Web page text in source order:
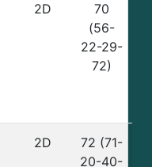
2D
70
(56-
22-29-
72)
2D
72 (71-
20-40-